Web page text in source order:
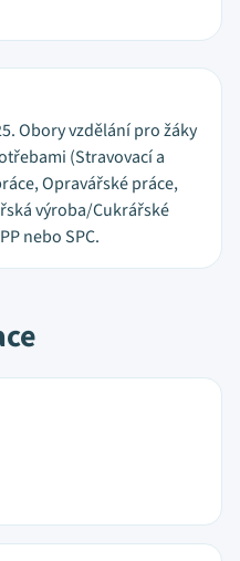
Obory vzdělání pro žáky
(Stravovací a
Opravářské práce,
výroba/Cukrářské
nebo SPC.